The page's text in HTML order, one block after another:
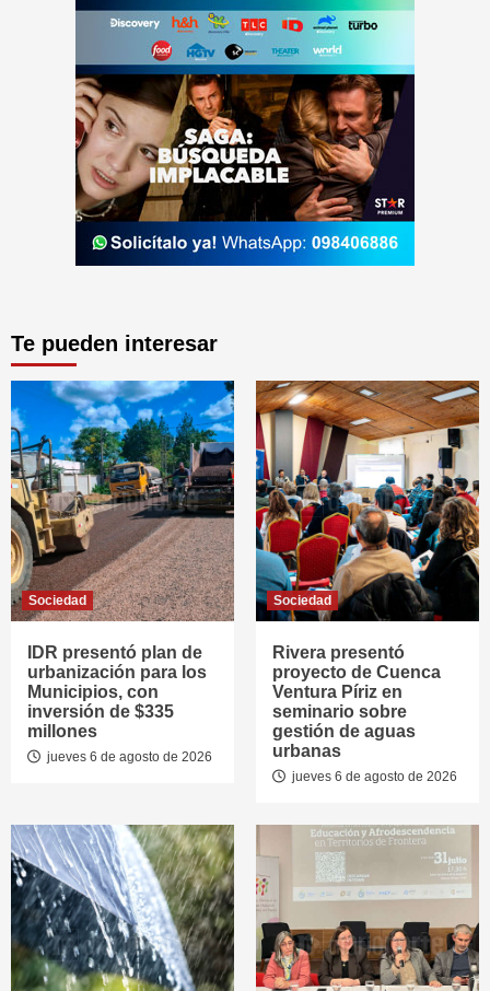
Te pueden interesar
Sociedad
IDR presentó plan de
urbanización para los
Municipios, con
inversión de $335
millones
jueves 6 de agosto de 2026
Sociedad
Rivera presentó
proyecto de Cuenca
Ventura Píriz en
seminario sobre
gestión de aguas
urbanas
jueves 6 de agosto de 2026